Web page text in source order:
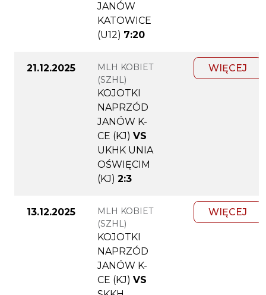
JANÓW
KATOWICE
(U12) 7:20
21.12.2025
MLH KOBIET
(SZHL)
KOJOTKI
NAPRZÓD
JANÓW K-
CE (KJ) VS
UKHK UNIA
OŚWIĘCIM
(KJ) 2:3
WIĘCEJ
13.12.2025
MLH KOBIET
(SZHL)
KOJOTKI
NAPRZÓD
JANÓW K-
CE (KJ) VS
WIĘCEJ